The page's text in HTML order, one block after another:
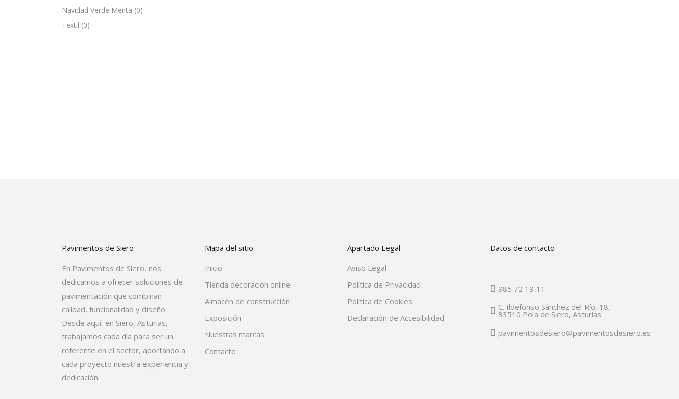
Navidad Verde Menta (0)
Textil (0)
Pavimentos de Siero
En Pavimentos de Siero, nos
dedicamos a ofrecer soluciones de
pavimentación que combinan
calidad, funcionalidad y diseño.
Desde aquí, en Siero, Asturias,
trabajamos cada día para ser un
referente en el sector, aportando a
cada proyecto nuestra experiencia y
dedicación.
Mapa del sitio
Inicio
Tienda decoración online
Almacén de construcción
Exposición
Nuestras marcas
Contacto
Apartado Legal
Aviso Legal
Política de Privacidad
Política de Cookies
Declaración de Accesibilidad
Datos de contacto
985 72 19 11
C. Ildefonso Sánchez del Río, 18,
33510 Pola de Siero, Asturias
pavimentosdesiero@pavimentosdesiero.es